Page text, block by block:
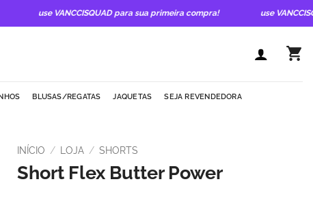
use VANCCISQUAD para sua primeira compra! use
BLUSAS/REGATAS JAQUETAS SEJA REVENDEDORA
INÍCIO / LOJA / SHORTS
Short Flex Butter Power